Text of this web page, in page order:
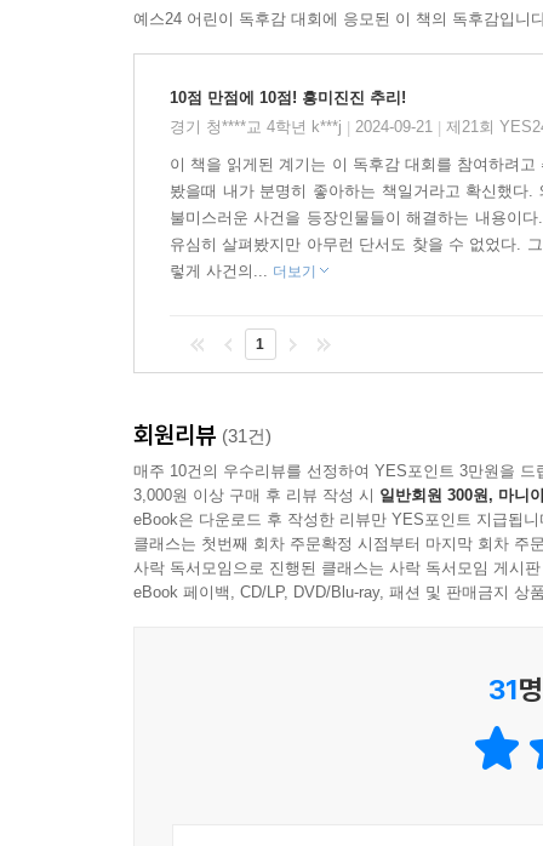
문장과 귀여운 일러스트는 저학년 독자들에게 독
새로운 탐정 동아리의 등장!
미스터리 삼인방이 전하는 우정과 협동의 힘
미스터리 클럽 삼인방은 의뢰받은 사건을 힘을
단서를 찾아낸다. 할아버지가 관장님이라 합기
좋아하고 뛰어난 두뇌를 가진 명탐정 텐마까지.
협동하는 과정은 이들을 한 단계 더 성장하게 만든
가면서 어린이들이 ‘독서 인생 최초로 작품에 흩
없겠습니다.
_치넨 미키토, 작가의 말 중에서
사전 어린이 미스터리 탐정단의 강력 추천평!
▷ 다음 권이 기다려져요! 2권 빨리 보여 주세요!
예스24 어린이 독후감 대회에 응모된 이 책의 독후감입니
10점 만점에 10점! 흥미진진 추리!
경기 청****교 4학년 k***j
2024-09-21 제21회
이 책을 읽게된 계기는 이 독후감 대회를 참여하려
봤을때 내가 분명히 좋아하는 책일거라고 확신했다
불미스러운 사건을 등장인물들이 해결하는 내용이
유심히 살펴봤지만 아무런 단서도 찾을 수 없었다.
렇게 사건의... 더보기
1
회원리뷰 (31건)
매주 10건의 우수리뷰를 선정하여 YES포인트 3만원을 드
3,000원 이상 구매 후 리뷰 작성 시 일반회원 300원, 마니
eBook은 다운로드 후 작성한 리뷰만 YES포인트 지급됩니
클래스는 첫번째 회차 주문확정 시점부터 마지막 회차 주
사락 독서모임으로 진행된 클래스는 사락 독서모임 게시
eBook 페이백, CD/LP, DVD/Blu-ray, 패션 및 판매금지 상
31